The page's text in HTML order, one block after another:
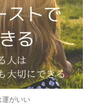
運がいい